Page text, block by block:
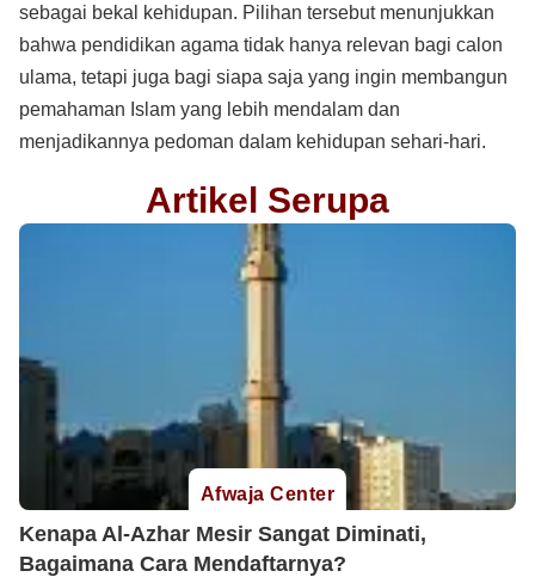
sebagai bekal kehidupan. Pilihan tersebut menunjukkan
bahwa pendidikan agama tidak hanya relevan bagi calon
ulama, tetapi juga bagi siapa saja yang ingin membangun
pemahaman Islam yang lebih mendalam dan
menjadikannya pedoman dalam kehidupan sehari-hari.
Artikel Serupa
Afwaja Center
Kenapa Al-Azhar Mesir Sangat Diminati,
Bagaimana Cara Mendaftarnya?